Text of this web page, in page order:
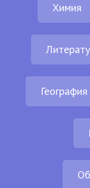
Химия
География